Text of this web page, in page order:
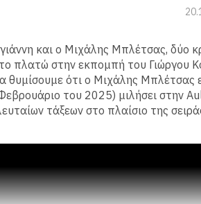
Υπουργός Εθνικής Οικονομίας και
και αξιοποίησε εμφάνισή του σε
να παρουσιάσει στο γερμανικό
της χώρας του. «Οι
οι οικοδεσπότες – ένας
πολιτικοί προσέρχονταν στο
ζητώντας στήριξη.
και ο Μιχάλης Μπλέτσας, δύο
πλατώ στην εκπομπή του Γιώργου
θυμίσουμε ότι ο Μιχάλης Μπλέτσας
του 2025) μιλήσει στην
τάξεων στο πλαίσιο της